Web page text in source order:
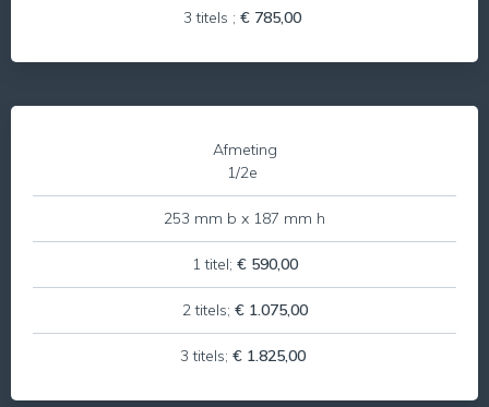
3 titels ; € 785,00
Afmeting
1/2e
253 mm b x 187 mm h
1 titel; € 590,00
2 titels; € 1.075,00
3 titels; € 1.825,00